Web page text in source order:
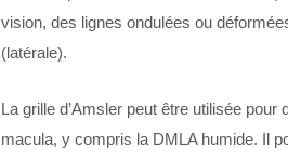
vision, des lignes ondulées ou
(latérale).
La grille d’Amsler peut être utilisée
macula, y compris la DMLA humide. Il